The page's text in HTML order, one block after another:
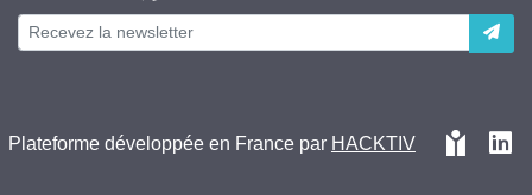
Plateforme développée en France par HACKTIV